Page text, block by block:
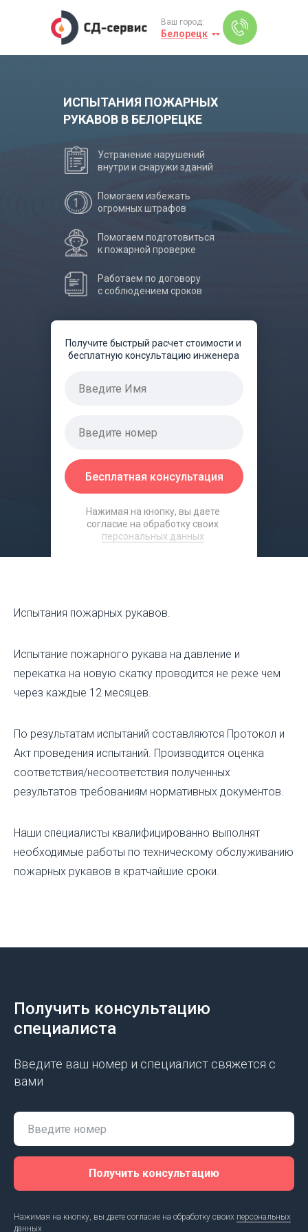
Ваш город:
Белорецк
ИСПЫТАНИЯ ПОЖАРНЫХ
РУКАВОВ В БЕЛОРЕЦКЕ
Устранение нарушений
внутри и снаружи зданий
Помогаем избежать
огромных штрафов
Помогаем подготовиться
к пожарной проверке
Работаем по договору
с соблюдением сроков
Бесплатная консультация
Получите быстрый расчет стоимости и
бесплатную консультацию инженера
Нажимая на кнопку, вы даете
согласие на обработку своих
персональных данных
Испытания пожарных рукавов.
Испытание пожарного рукава на давление и
перекатка на новую скатку проводится не реже чем
через каждые 12 месяцев.
По результатам испытаний составляются Протокол и
Акт проведения испытаний. Производится оценка
соответствия/несоответствия полученных
результатов требованиям нормативных документов.
Наши специалисты квалифицированно выполнят
необходимые работы по техническому обслуживанию
пожарных рукавов в кратчайшие сроки.
Получить консультацию
специалиста
Введите ваш номер и специалист свяжется с
вами
Получить консультацию
Нажимая на кнопку, вы даете согласие на обработку своих персональных
данных